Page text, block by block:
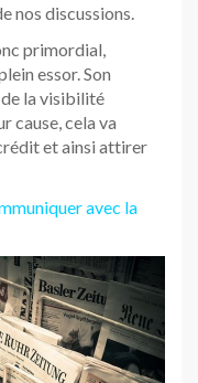
nos discussions.
primordial,
essor. Son
la visibilité
cause, cela va
et ainsi attirer
avec la